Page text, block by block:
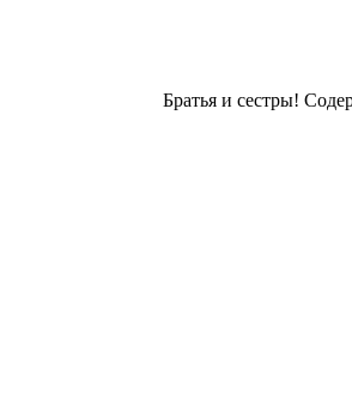
Братья и сестры!